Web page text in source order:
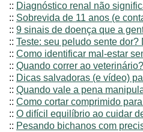
:: Diagnóstico renal não
:: Sobrevida de 11 anos (e
:: 9 sinais de doença que a
:: Teste: seu peludo sente dor?
:: Como identificar mal-estar
:: Quando correr ao veterinário?
:: Dicas salvadoras (e vídeo)
:: Quando vale a pena
:: Como cortar comprimido
:: O difícil equilíbrio ao cuidar
:: Pesando bichanos com